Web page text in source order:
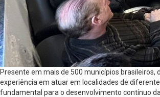
Presente em mais de 500 municípios
experiência em atuar em localidades de
fundamental para o desenvolvimento contínuo da